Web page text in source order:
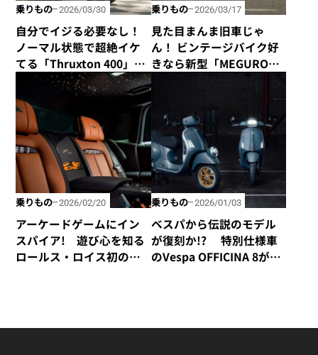
乗りもの 2026/03/30
自分でイジる必要なし！
ノーマル状態で超絶イケ
てる「Thruxton 400」と
「Tracker 400」がトライ
アンフから新登場！
乗りもの 2026/03/17
見た目まんま旧車じゃ
ん！ ビンテージバイク好
きなら新型「MEGURO
K3」が絶対にオススメ！
乗りもの 2026/02/20
アーケードゲームにイン
スパイア! 遊び心を知る
ロールス・ロイス初のビ
乗りもの 2026/01/03
ベスパから伝説のモデル
が復刻か!? 特別仕様車
のVespa OFFICINA 8が誕